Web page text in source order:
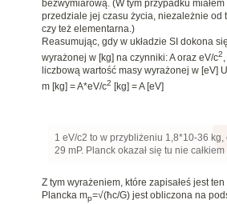
bezwymiarową. (W tym przypadku
przedziale jej czasu życia, niezależnie od
czy też elementarna.)
Reasumując, gdy w układzie SI dokona
wyrażonej w [kg] na czynniki: A oraz eV/c2
liczbową wartość masy wyrażonej w [eV]
m [kg] = A*eV/c2 [kg] = A [eV]
1 eV/c2 to w przybliżeniu 1,8*10-36
29 mP. Planck okazał się tu nie
Z tym wyrażeniem, które zapisałeś jest
Plancka mp=√(ħc/G) jest obliczona na